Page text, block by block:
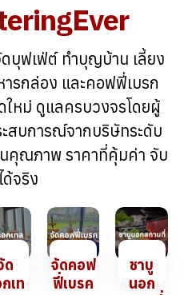
ดบุฟเฟ่ต์ ทำบุญบ้าน เลี้ยง
ารกล่อง และคอฟฟี่เบรก
หม่ ดูแลครบวงจรโดยผู้
สบการณ์จากบริษัทระดับ
คุณภาพ ราคาที่คุ้มค่า จับ
ด้จริง
ด
เท
จัดคอฟ
ฟี่เบรค
ชาบู
นอก